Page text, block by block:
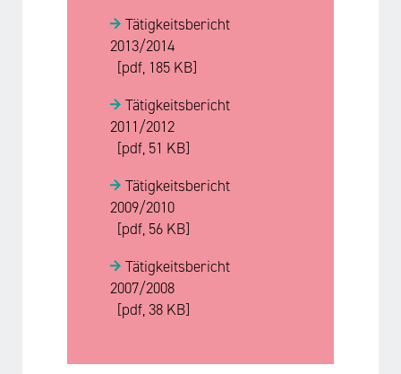
Tätigkeitsbericht
2013/2014
[pdf, 185 KB]
Tätigkeitsbericht
2011/2012
[pdf, 51 KB]
Tätigkeitsbericht
2009/2010
[pdf, 56 KB]
Tätigkeitsbericht
2007/2008
[pdf, 38 KB]